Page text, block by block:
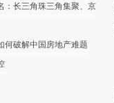
：长三角珠三角集聚、京
何破解中国房地产难题